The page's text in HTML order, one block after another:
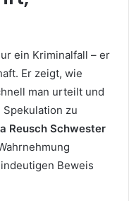
ein Kriminalfall – er
Er zeigt, wie
man urteilt und
zu
Reusch Schwester
Beweis